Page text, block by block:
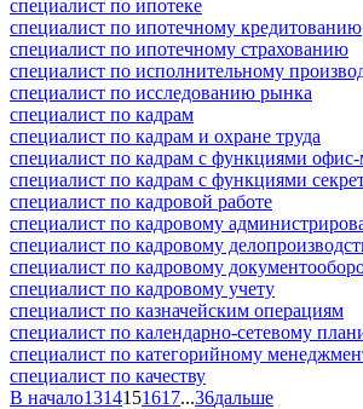
специалист по ипотеке
специалист по ипотечному кредитованию
специалист по ипотечному страхованию
специалист по исполнительному
специалист по исследованию рынка
специалист по кадрам
специалист по кадрам и охране труда
специалист по кадрам с функциями
специалист по кадрам с функциями
специалист по кадровой работе
специалист по кадровому
специалист по кадровому
специалист по кадровому
специалист по кадровому учету
специалист по казначейским операциям
специалист по календарно-сетевому
специалист по категорийному
специалист по качеству
В начало1314151617...36дальше